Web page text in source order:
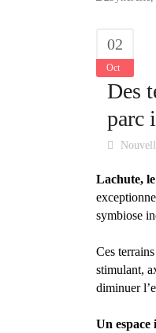
02
Oct
Des
parc
Lachute,
symbiose
Ces
stimulant,
diminuer
Un